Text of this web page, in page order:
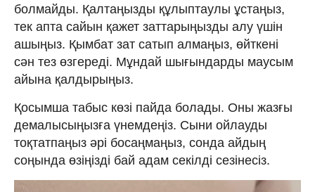
болмайды. Қалтаңызды құлыптаулы ұстаңыз,
тек апта сайын қажет заттарыңызды алу үшін
ашыңыз. Қымбат зат сатып алмаңыз, өйткені
сән тез өзгереді. Мұндай шығындарды маусым
айына қалдырыңыз.
Қосымша табыс көзі пайда болады. Оны жазғы
демалысыңызға үнемдеңіз. Сыни ойлауды
тоқтатпаңыз әрі босаңмаңыз, сонда айдың
соңында өзіңізді бай адам секілді сезінесіз.